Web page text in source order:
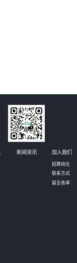
新闻资讯 加入我们
招聘岗位
联系方式
留言表单